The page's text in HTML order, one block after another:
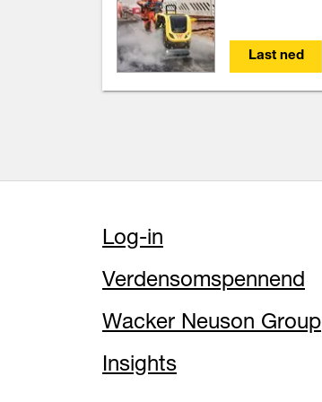
Last ned
Log-in
Verdensomspennend
Wacker Neuson Group
Insights